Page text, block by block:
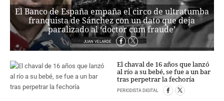
24X7
LA RETAGUARDIA
LA BURBUJA
DIRECTORIOS
LO ÚLTIMO
BLOGS
VÍDEOS
El Banco de España empaña el circo de ultratumba
franquista de Sánchez con un dato que deja
paralizado al ‘doctor cum fraude’
JUAN VELARDE
El chaval de 16 años que lanzó
al río a su bebé, se fue a un bar
tras perpetrar la fechoría
PERIODISTA DIGITAL